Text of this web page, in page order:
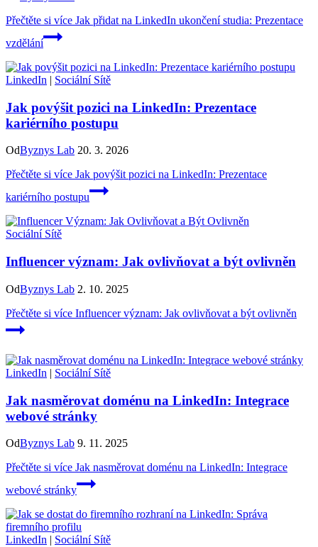
Přečtěte si více Jak přidat na LinkedIn ukončení studia: Prezentace
vzdělání
LinkedIn | Sociální Sítě
Jak povýšit pozici na LinkedIn: Prezentace
kariérního postupu
OdByznys Lab 20. 3. 2026
Přečtěte si více Jak povýšit pozici na LinkedIn: Prezentace
kariérního postupu
Sociální Sítě
Influencer význam: Jak ovlivňovat a být ovlivněn
OdByznys Lab 2. 10. 2025
Přečtěte si více Influencer význam: Jak ovlivňovat a být ovlivněn
LinkedIn | Sociální Sítě
Jak nasměrovat doménu na LinkedIn: Integrace
webové stránky
OdByznys Lab 9. 11. 2025
Přečtěte si více Jak nasměrovat doménu na LinkedIn: Integrace
webové stránky
LinkedIn | Sociální Sítě